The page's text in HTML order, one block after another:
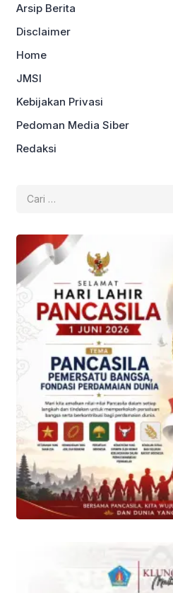
Arsip Berita
Disclaimer
Home
JMSI
Kebijakan Privasi
Pedoman Media Siber
Redaksi
untuk: